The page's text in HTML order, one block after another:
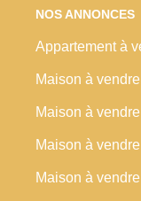
NOS ANNONCES
Appartement à
Maison à
Maison à
Maison à
Maison à